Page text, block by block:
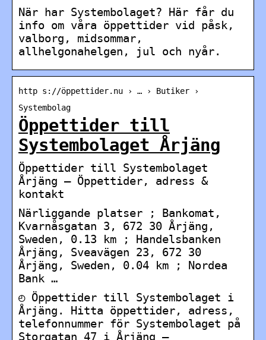
När har Systembolaget? Här får du
info om våra öppettider vid påsk,
valborg, midsommar,
allhelgonahelgen, jul och nyår.
http s://öppettider.nu › … › Butiker ›
Systembolag
Öppettider till
Systembolaget Årjäng
Öppettider till Systembolaget
Årjäng – Öppettider, adress &
kontakt
Närliggande platser ; Bankomat,
Kvarnåsgatan 3, 672 30 Årjäng,
Sweden, 0.13 km ; Handelsbanken
Årjäng, Sveavägen 23, 672 30
Årjäng, Sweden, 0.04 km ; Nordea
Bank …
◴ Öppettider till Systembolaget i
Årjäng. Hitta öppettider, adress,
telefonnummer för Systembolaget på
Storgatan 47 i Årjäng –